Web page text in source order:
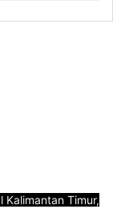
Kalimantan Timur,